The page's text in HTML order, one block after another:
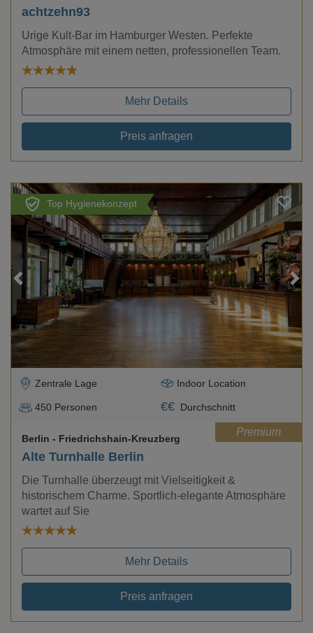
achtzehn93
Urige Kult-Bar im Hamburger Westen. Perfekte
Atmosphäre mit einem netten, professionellen Team.
Mehr Details
Preis anfragen
Top Hygienekonzept
Loading...
Zentrale Lage Indoor Location
450 Personen €€ Durchschnitt
Premium
Alte Turnhalle Berlin
Berlin - Friedrichshain-Kreuzberg
Die Turnhalle überzeugt mit Vielseitigkeit &
historischem Charme. Sportlich-elegante Atmosphäre
wartet auf Sie
Mehr Details
Preis anfragen